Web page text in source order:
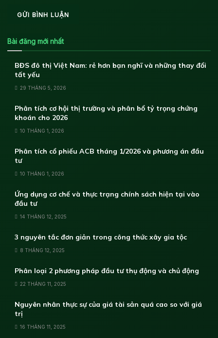
Bài đăng mới nhất
BĐS đô thị Việt Nam: rẻ hơn bạn nghĩ và những thay đổi
tất yếu
29 THÁNG 5, 2026
Phân tích cơ hội thị trường và phân bổ tỷ trọng chứng
khoán cho 2026
10 THÁNG 1, 2026
Phân tích cổ phiếu ACB tháng 1/2026 và phương án đầu
tư
10 THÁNG 1, 2026
Ứng dụng cơ chế và thực trạng chính sách hiện tại vào
đầu tư
14 THÁNG 12, 2025
3 nguyên tắc đơn giản trong công thức xây gia tộc
8 THÁNG 12, 2025
Phân loại 2 phương pháp đầu tư thụ động và chủ động
22 THÁNG 11, 2025
Nguyên nhân thực sự của giá tài sản quá cao so với giá
trị
16 THÁNG 11, 2025